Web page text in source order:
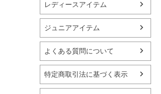
バスケットボール
シューズ
ランニング用品
スポーツアパレル
テニス
バレーボール
フィットネス用品
スイミング用品
レディースアイテム
ジュニアアイテム
よくある質問について
特定商取引法に基づく表示